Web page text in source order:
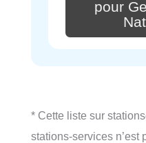
pour
* Cette liste sur
stations-services n’est